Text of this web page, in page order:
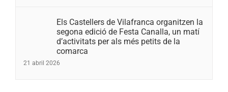
Els Castellers de Vilafranca organitzen la
segona edició de Festa Canalla, un matí
d’activitats per als més petits de la
comarca
21 abril 2026